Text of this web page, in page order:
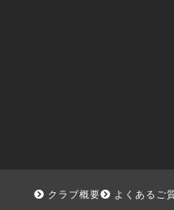
クラブ概要 よくあるご